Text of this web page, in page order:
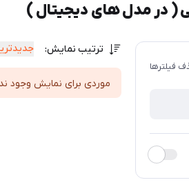
( در مدل های دیجیتال )
فیلترها
ترتیب نمایش:
موردی برای نمایش وجود